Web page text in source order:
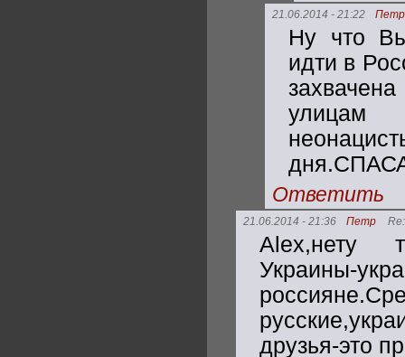
21.06.2014 - 21:22 Петр
Ну что
идти в
улицам
Ответить
21.06.2014 - 21:36 Петр
Alex,нету
Украины-
друзья-это